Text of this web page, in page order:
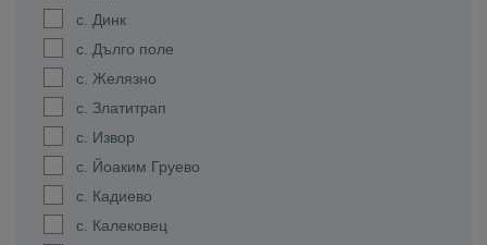
с. Динк
с. Дълго поле
с. Желязно
с. Златитрап
с. Извор
с. Йоаким Груево
с. Кадиево
с. Калековец